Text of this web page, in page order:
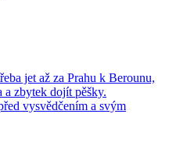
jet až za Prahu k Berounu,
a zbytek dojít pěšky.
vysvědčením a svým